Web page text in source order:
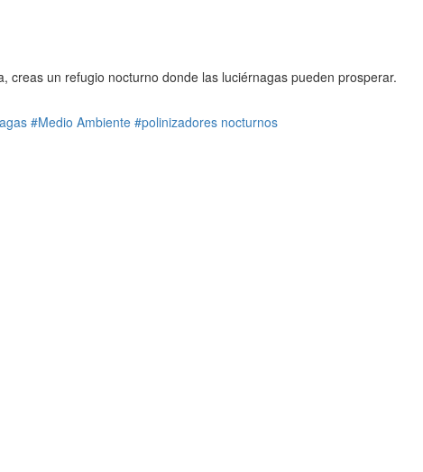
un refugio nocturno donde las luciérnagas pueden prosperar.
#Medio Ambiente #polinizadores nocturnos